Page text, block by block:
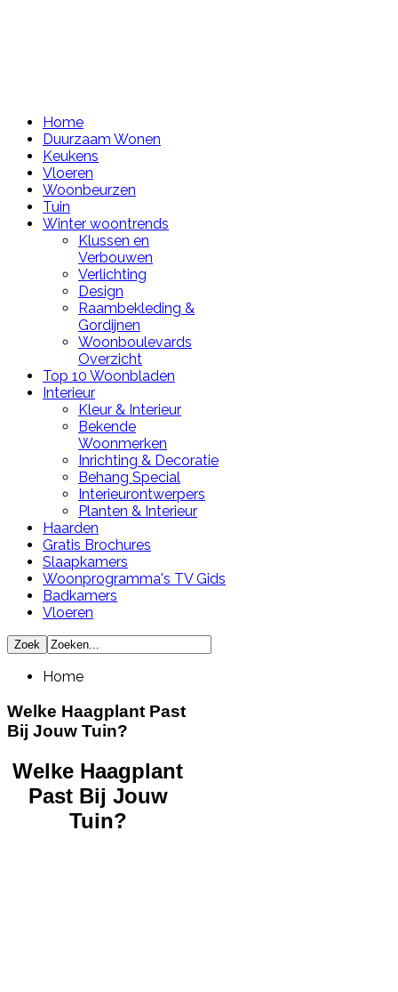
Home
Duurzaam Wonen
Keukens
Vloeren
Woonbeurzen
Tuin
Winter woontrends
Klussen en
Verbouwen
Verlichting
Design
Raambekleding &
Gordijnen
Woonboulevards
Overzicht
Top 10 Woonbladen
Interieur
Kleur & Interieur
Bekende
Woonmerken
Inrichting & Decoratie
Behang Special
Interieurontwerpers
Planten & Interieur
Haarden
Gratis Brochures
Slaapkamers
Woonprogramma's TV Gids
Badkamers
Vloeren
Home
Welke Haagplant Past
Bij Jouw Tuin?
Welke Haagplant
Past Bij Jouw
Tuin?